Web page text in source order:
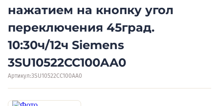
нажатием на кнопку угол
переключения 45град.
10:30ч/12ч Siemens
3SU10522CC100AA0
Артикул:3SU10522CC100AA0